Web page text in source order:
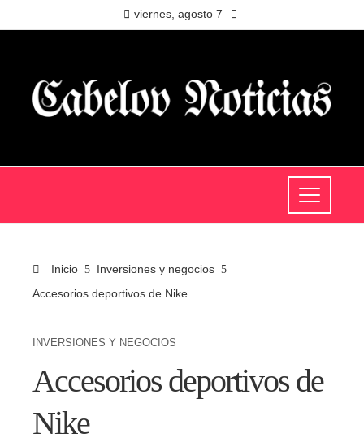
viernes, agosto 7
Inicio
Inversiones y negocios
Accesorios deportivos de Nike
INVERSIONES Y NEGOCIOS
Accesorios deportivos de
Nike